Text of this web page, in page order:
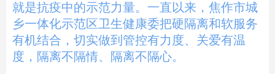
就是抗疫中的示范力量。一直以来， 焦作市城
乡一体化示范区卫生健康委把硬隔离和软服务
有机结合，切实做到管控有力度、关爱有温
度，隔离不隔情、隔离不隔心。